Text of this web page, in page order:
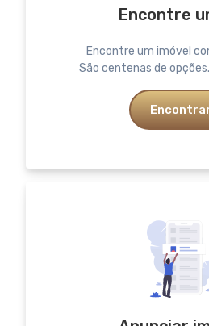
Encontre
Encontre um imóvel
São centenas de